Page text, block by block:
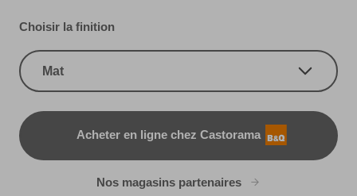
Choisir la finition
Mat
Acheter en ligne chez Castorama
B&Q
Nos magasins partenaires